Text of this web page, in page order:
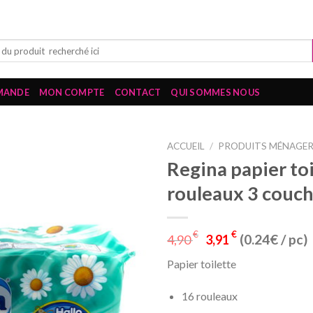
MON COMPTE CONTACT QUI SOMMES NOUS
ACCUEIL / PRODUITS
Regina papier
rouleaux 3
4,90€ 3,91€ (0.24€ / pc)
Papier toilette
16 rouleaux